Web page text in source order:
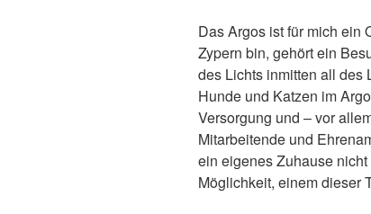
Das Argos ist für mich ein
Zypern bin, gehört ein
des Lichts inmitten all des
Hunde und Katzen im
Versorgung und – vor
Mitarbeitende und
ein eigenes Zuhause
Möglichkeit, einem dieser